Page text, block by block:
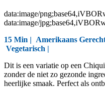
data:image/
data:image/
15 Min |
Amerikaans
Vegetarisch
Dit is een variatie op een
zonder de niet zo gezonde
heerlijke smaak. Perfect als